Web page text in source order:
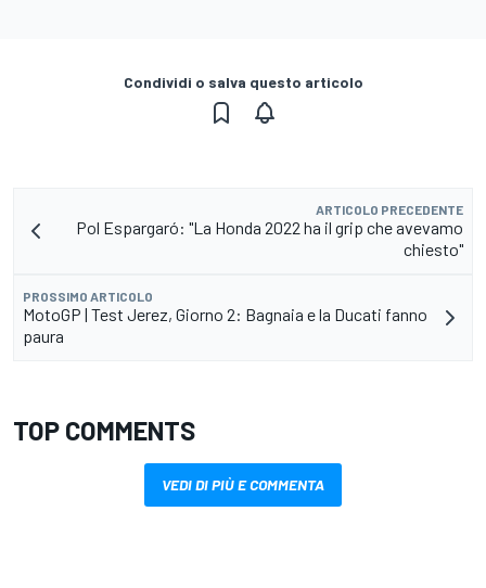
Condividi o salva questo articolo
ARTICOLO PRECEDENTE
Pol Espargaró: "La Honda 2022 ha il grip che avevamo
chiesto"
PROSSIMO ARTICOLO
MotoGP | Test Jerez, Giorno 2: Bagnaia e la Ducati fanno
paura
TOP COMMENTS
VEDI DI PIÙ E COMMENTA